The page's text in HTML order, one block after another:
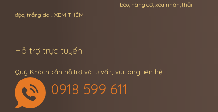
béo, nâng cơ, xóa nhăn, thải
độc, trắng da …XEM THÊM
Hỗ trợ trực tuyến
Quý Khách cần hỗ trợ và tư vấn, vui lòng liên hệ:
0918 599 611